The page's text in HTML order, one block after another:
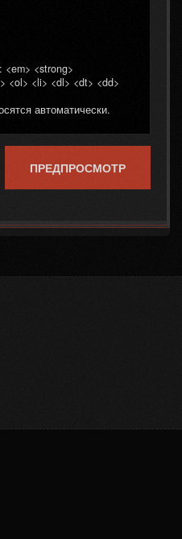
<em> <strong>
<ol> <li> <dl> <dt> <dd>
автоматически.